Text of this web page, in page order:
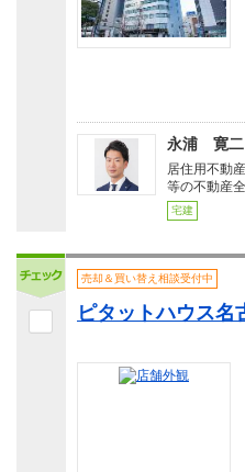
永浦 寛二
居住用不動
等の不動産
宅建
売却＆買い替え相談受付中
ピタットハウス名